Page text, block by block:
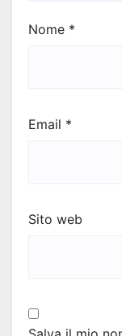
Nome *
Email *
Sito web